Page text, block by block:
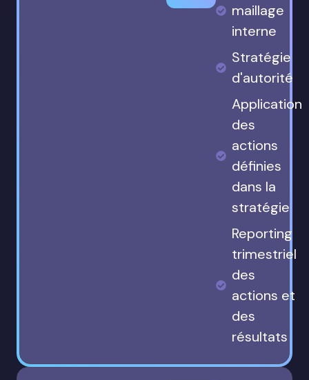
maillage
interne
Stratégie
d'autorité
Application
des
actions
définies
dans la
stratégie
Reporting
trimestriel
des
actions et
des
résultats